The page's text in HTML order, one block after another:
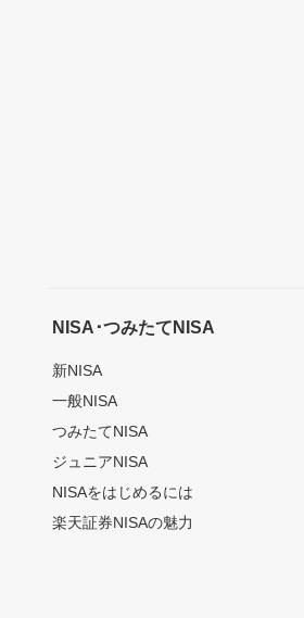
NISA･つみたてNISA
新NISA
一般NISA
つみたてNISA
ジュニアNISA
NISAをはじめるには
楽天証券NISAの魅力